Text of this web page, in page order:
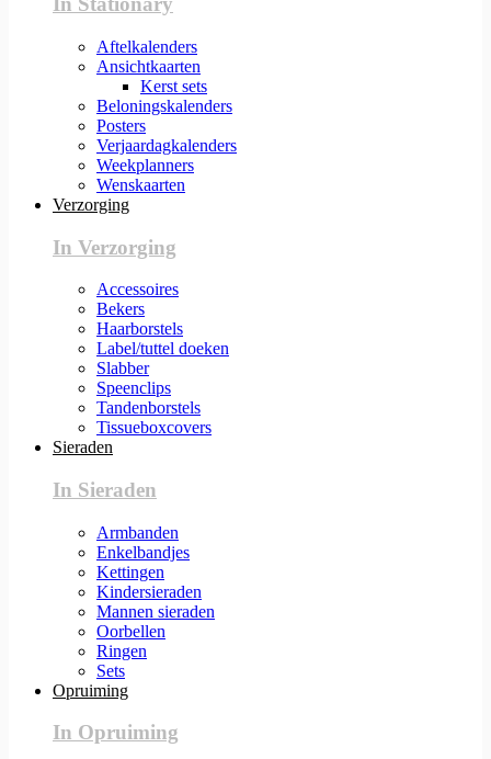
Aftelkalenders
Ansichtkaarten
Kerst sets
Beloningskalenders
Posters
Verjaardagkalenders
Weekplanners
Wenskaarten
Verzorging
In Verzorging
Accessoires
Bekers
Haarborstels
Label/tuttel doeken
Slabber
Speenclips
Tandenborstels
Tissueboxcovers
Sieraden
In Sieraden
Armbanden
Enkelbandjes
Kettingen
Kindersieraden
Mannen sieraden
Oorbellen
Ringen
Sets
Opruiming
In Opruiming